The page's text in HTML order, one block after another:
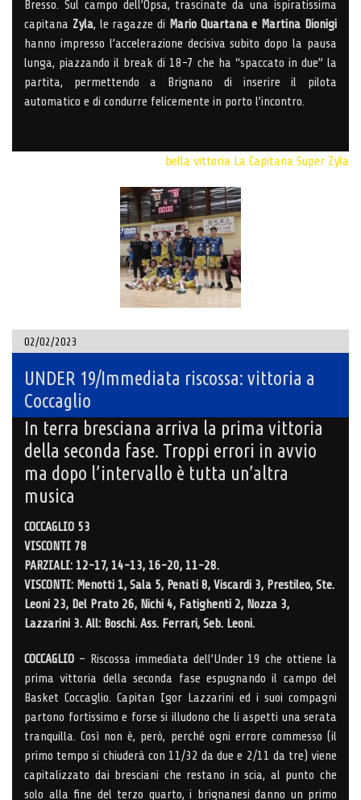
Bresso. Sul campo dell’Opsa, trascinate da una ispiratissima
capitana Zyla, le ragazze di Mario Quartana e Martina Dionigi
hanno impresso l’accelerazione decisiva subito dopo la pausa
lunga, piazzando il break di 18-7 che ha “spaccato in due” la
partita, permettendo a Brignano di inserire il pilota
automatico e di condurre felicemente in porto l’incontro.
bella vittoria La Capitana Super Zyla
02/02/2023
UNDER 19/Immediata riscossa: vittoria a
Coccaglio
In terra bresciana arriva la prima vittoria
della seconda fase. Troppi errori in avvio
ma dopo l’intervallo è tutta un’altra
musica
COCCAGLIO 53
VISCONTI 78
PARZIALI: 12-17, 14-13, 16-20, 11-28.
VISCONTI: Menotti 1, Sala 5, Penati 8, Viscardi 3, Prestileo, Ste.
Leoni 23, Del Prato 26, Nichi 4, Fatighenti 2, Nozza 3,
Lazzarini 3. All: Boschi. Ass. Ferrari, Seb. Leoni.
COCCAGLIO – Riscossa immediata dell’Under 19 che ottiene la
prima vittoria della seconda fase espugnando il campo del
Basket Coccaglio. Capitan Igor Lazzarini ed i suoi compagni
partono fortissimo e forse si illudono che li aspetti una serata
tranquilla. Così non è, però, perché ogni errore commesso (il
primo tempo si chiuderà con 11/32 da due e 2/11 da tre) viene
capitalizzato dai bresciani che restano in scia, al punto che
solo alla fine del terzo quarto, i brignanesi danno un primo